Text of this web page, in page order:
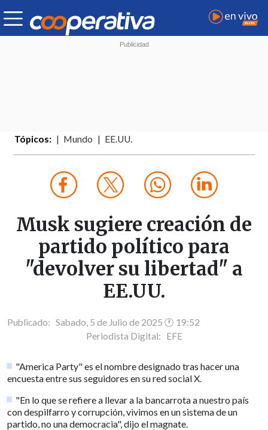
Tópicos: Mundo EE.UU.
Musk sugiere creación de
partido político para
"devolver su libertad" a
EE.UU.
Publicado: Sabado, 5 de Julio de 2025 🕐 19:52
Periodista Digital: EFE
"America Party" es el nombre designado tras hacer una
encuesta entre sus seguidores en su red social X.
"En lo que se refiere a llevar a la bancarrota a nuestro país
con despilfarro y corrupción, vivimos en un sistema de un
partido, no una democracia", dijo el magnate.